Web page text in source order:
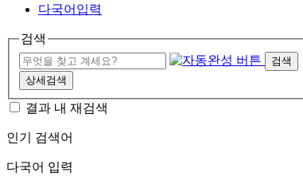
다국어입력
검색
검색
상세검색
결과 내 재검색
인기 검색어
다국어 입력